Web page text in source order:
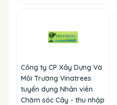
Công ty CP Xây Dựng Và
Môi Trường Vinatrees
tuyển dụng Nhân viên
Chăm sóc Cây - thu nhập